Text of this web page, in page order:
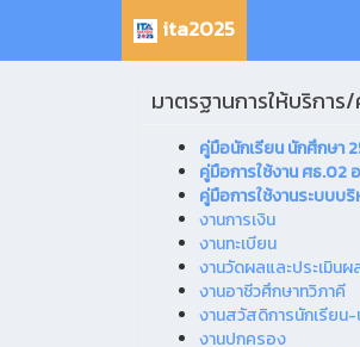
ita2025
มาตรฐานการให้บริการ
คู่มือนักเรียน นักศึกษา
คู่มือการใช้งาน ศธ.02
คู่มือการใช้งานระบบบ
งานการเงิน
งานทะเบียน
งานวัดผลและประเมินผ
งานอาชีวศึกษาทวิภาคี
งานสวัสดิการนักเรียน
งานปกครอง